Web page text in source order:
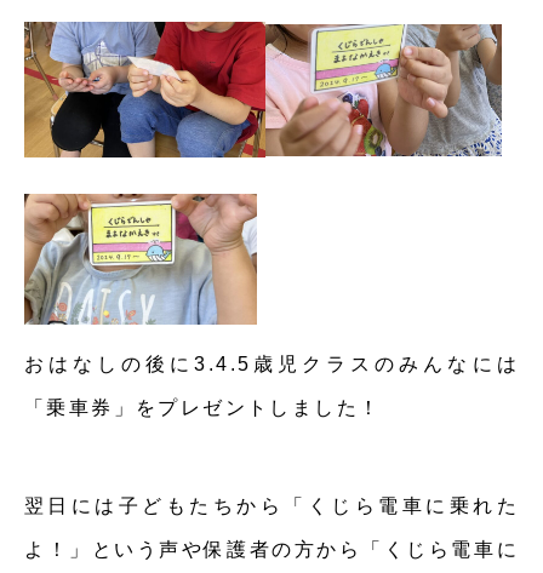
おはなしの後に3.4.5歳児クラスのみんなには
「乗車券」をプレゼントしました！
翌日には子どもたちから「くじら電車に乗れた
よ！」という声や保護者の方から「くじら電車に